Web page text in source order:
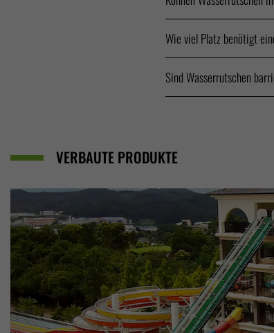
Wie viel Platz benötigt
Sind Wasserrutschen
VERBAUTE PRODUKTE